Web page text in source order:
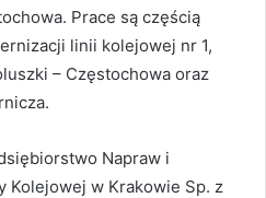
Prace są częścią
linii kolejowej nr 1,
– Częstochowa oraz
Napraw i
Kolejowej w Krakowie Sp. z